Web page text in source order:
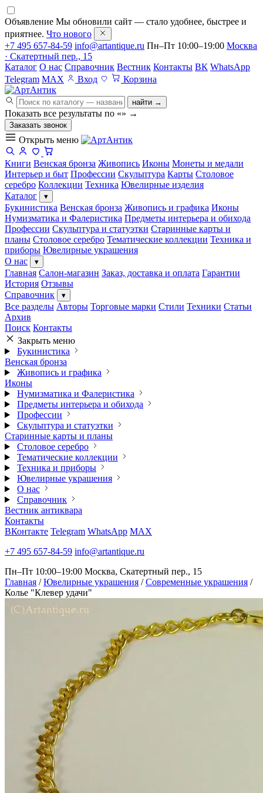
Объявление Мы обновили сайт — стало удобнее, быстрее и
приятнее. Что нового
+7 495 657-84-59 info@artantique.ru Пн–Пт 10:00–19:00 Москва
· Скатертный пер., 15
Каталог О нас Справочник Вестник Контакты ВК WhatsApp
Telegram MAX Вход Корзина
найти →
Показать все результаты по «» →
Заказать звонок
Открыть меню
Книги Венская бронза Живопись Иконы Монеты и медали
Интерьер и быт Профессии Скульптура Карты Столовое
серебро Коллекции Техника Ювелирные изделия
Каталог
▾
Букинистика Венская бронза Живопись и графика Иконы
Нумизматика и Фалеристика Предметы интерьера и обихода
Профессии Скульптура и статуэтки Старинные карты и
планы Столовое серебро Тематические коллекции Техника и
приборы Ювелирные украшения
О нас
▾
Главная Салон-магазин Заказ, доставка и оплата Гарантии
История Отзывы
Справочник
▾
Все разделы Авторы Торговые марки Стили Техники Статьи
Архив
Поиск Контакты
Закрыть меню
Букинистика
Венская бронза
Живопись и графика
Иконы
Нумизматика и Фалеристика
Предметы интерьера и обихода
Профессии
Скульптура и статуэтки
Старинные карты и планы
Столовое серебро
Тематические коллекции
Техника и приборы
Ювелирные украшения
О нас
Справочник
Вестник антиквара
Контакты
ВКонтакте Telegram WhatsApp MAX
+7 495 657-84-59 info@artantique.ru
Пн–Пт 10:00–19:00 Москва, Скатертный пер., 15
Главная / Ювелирные украшения / Современные украшения /
Колье "Клевер удачи"